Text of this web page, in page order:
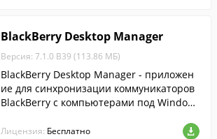
BlackBerry Desktop Manager
Версия: 7.1.0 B39 (113.86 МБ)
BlackBerry Desktop Manager - приложен
ие для синхронизации коммуникаторов
BlackBerry с компьютерами под Window
Лицензия: Бесплатно